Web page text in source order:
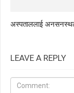
अस्पताललाई अनसनस्थल
LEAVE A REPLY